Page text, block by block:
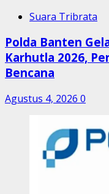
Suara Tribrata
Polda Banten
Karhutla 2026,
Bencana
Agustus 4, 2026 0